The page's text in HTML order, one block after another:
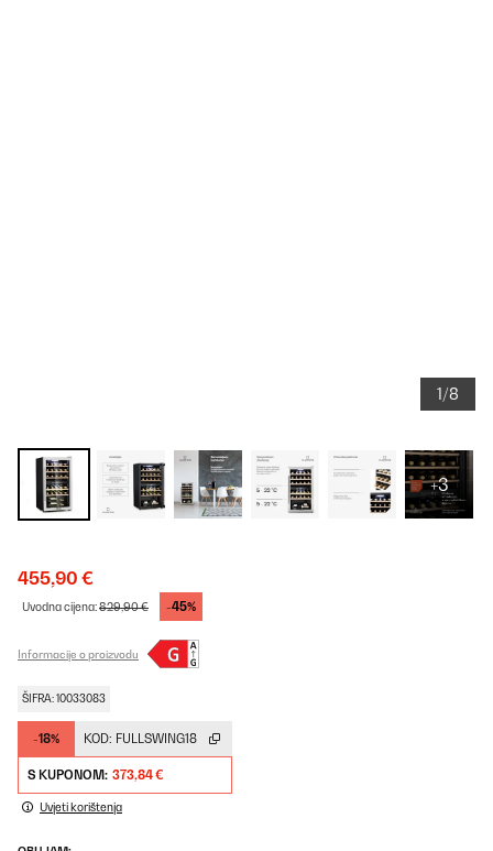
1/8
+3
455,90 €
Uvodna cijena:829,90 € -45%
Informacije o proizvodu
ŠIFRA: 10033083
-18% KOD: FULLSWING18
S KUPONOM: 373,84 €
Uvjeti korištenja